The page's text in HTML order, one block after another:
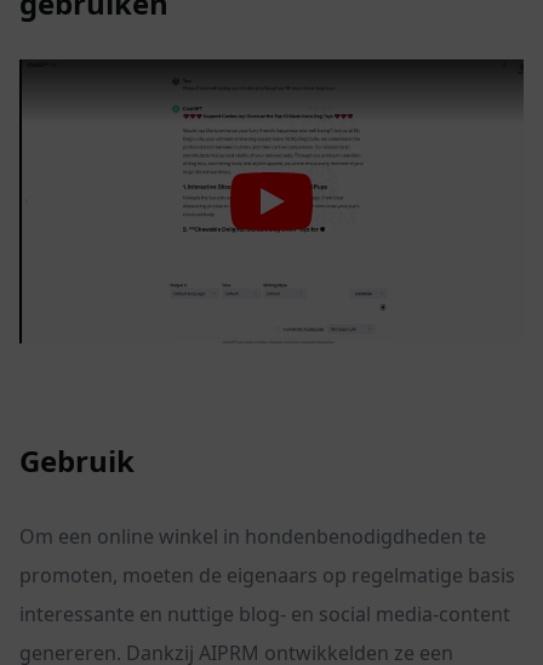
Gebruik
Om een online winkel in hondenbenodigdheden te
promoten, moeten de eigenaars op regelmatige basis
interessante en nuttige blog- en social media-content
genereren. Dankzij AIPRM ontwikkelden ze een